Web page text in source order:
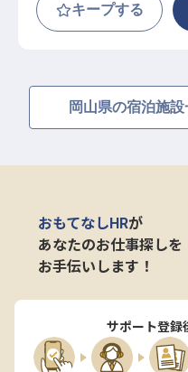
キープする
岡山県の宿泊施
おもてなしHRが
あなたのお仕事探しを
お手伝いします！
サポート登録